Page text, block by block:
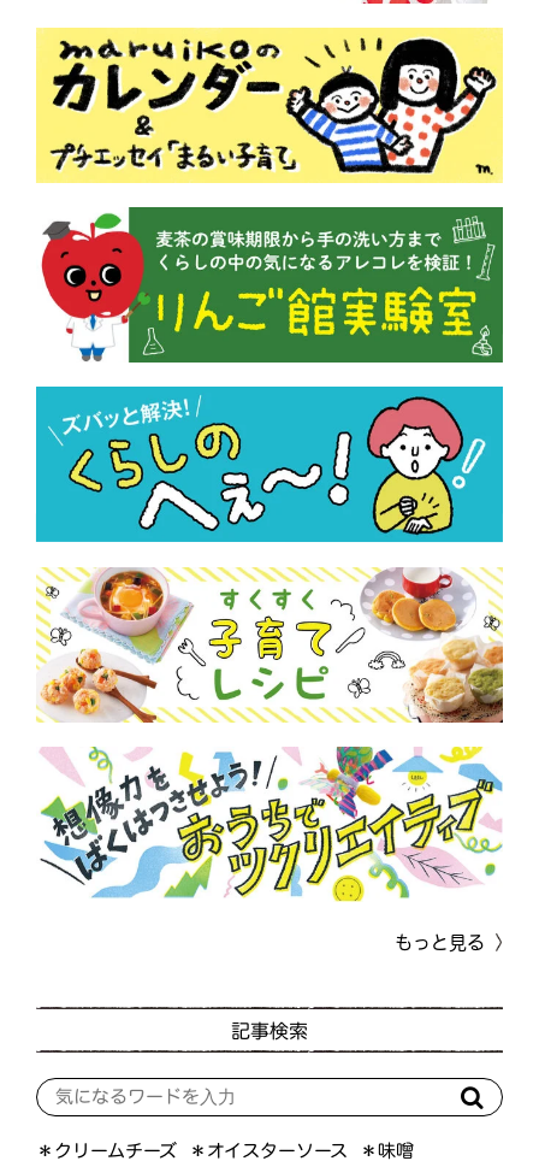
もっと見る
記事検索
＊クリームチーズ ＊オイスターソース ＊味噌